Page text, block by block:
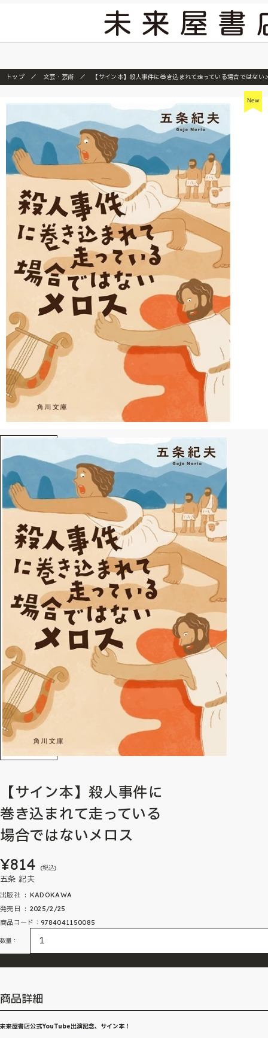
トップ 文芸・芸術 【サイン本】殺人事件に巻き込まれて走っている場合ではない
New
【サイン本】殺人事件に
巻き込まれて走っている
場合ではないメロス
¥814 (税込)
五条 紀夫
出版社 ‏ : ‎ KADOKAWA
発売日 ‏ : ‎ 2025/2/25
商品コード：9784041150085
数量：
商品詳細
未来屋書店公式YouTube出演記念、サイン本！